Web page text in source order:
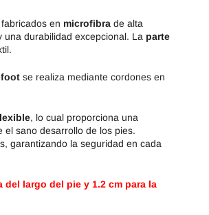
en microfibra de alta
durabilidad excepcional. La parte
se realiza mediante cordones en
, lo cual proporciona una
el sano desarrollo de los pies.
garantizando la seguridad en cada
del largo del pie y 1.2 cm para la